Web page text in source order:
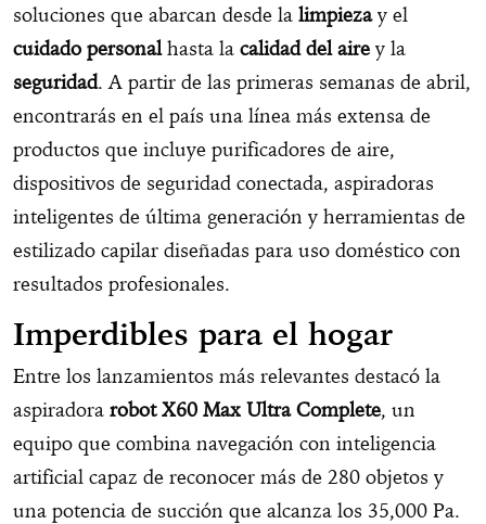
soluciones que abarcan desde la limpiezay el
cuidado personalhasta la calidad del aire y la
seguridad. A partir de las primeras semanas de abril,
encontrarás en el país una línea más extensa de
productos que incluye purificadores de aire,
dispositivos de seguridad conectada, aspiradoras
inteligentes de última generación y herramientas de
estilizado capilar diseñadas para uso doméstico con
resultados profesionales.
Imperdibles para el hogar
Entre los lanzamientos más relevantes destacó la
aspiradora robot X60 Max Ultra Complete, un
equipo que combina navegación con inteligencia
artificial capaz de reconocer más de 280 objetos y
una potencia de succión que alcanza los 35,000 Pa.